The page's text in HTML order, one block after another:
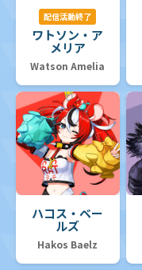
配信活動終了
ワトソン・ア
メリア
Watson Amelia
ハコス・ベー
ルズ
Hakos Baelz